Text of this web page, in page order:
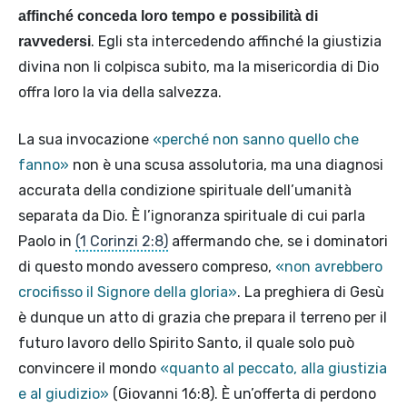
affinché conceda loro tempo e possibilità di
ravvedersi. Egli sta intercedendo affinché la giustizia
divina non li colpisca subito, ma la misericordia di Dio
offra loro la via della salvezza.
La sua invocazione «perché non sanno quello che
fanno» non è una scusa assolutoria, ma una diagnosi
accurata della condizione spirituale dell’umanità
separata da Dio. È l’ignoranza spirituale di cui parla
Paolo in (1 Corinzi 2:8) affermando che, se i dominatori
di questo mondo avessero compreso, «non avrebbero
crocifisso il Signore della gloria». La preghiera di Gesù
è dunque un atto di grazia che prepara il terreno per il
futuro lavoro dello Spirito Santo, il quale solo può
convincere il mondo «quanto al peccato, alla giustizia
e al giudizio» (Giovanni 16:8). È un’offerta di perdono